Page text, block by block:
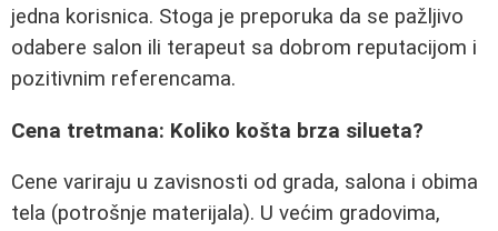
jedna korisnica. Stoga je preporuka da se pažljivo
odabere salon ili terapeut sa dobrom reputacijom i
pozitivnim referencama.
Cena tretmana: Koliko košta brza silueta?
Cene variraju u zavisnosti od grada, salona i obima
tela (potrošnje materijala). U većim gradovima,